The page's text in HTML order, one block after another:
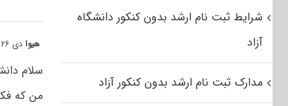
هیوا دی ۲۶, ۱۳۹۳ at ۰:۲۹ ق٫ظ
سلام
من که
شرایط ثبت نام ارشد بدون کنکور دانشگاه
آزاد
مدارک ثبت نام ارشد بدون کنکور آزاد